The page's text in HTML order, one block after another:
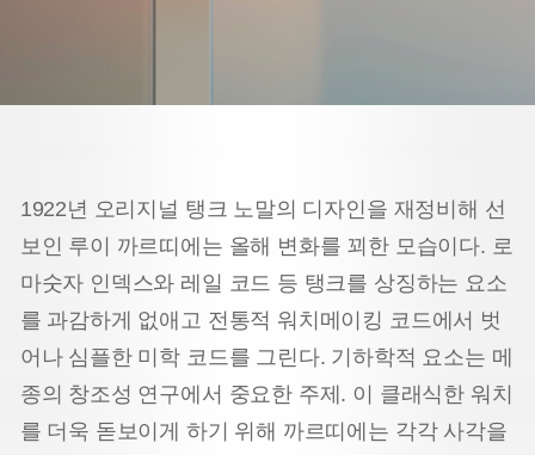
1922년 오리지널 탱크 노말의 디자인을 재정비해 선
보인 루이 까르띠에는 올해 변화를 꾀한 모습이다. 로
마숫자 인덱스와 레일 코드 등 탱크를 상징하는 요소
를 과감하게 없애고 전통적 워치메이킹 코드에서 벗
어나 심플한 미학 코드를 그린다. 기하학적 요소는 메
종의 창조성 연구에서 중요한 주제. 이 클래식한 워치
를 더욱 돋보이게 하기 위해 까르띠에는 각각 사각을